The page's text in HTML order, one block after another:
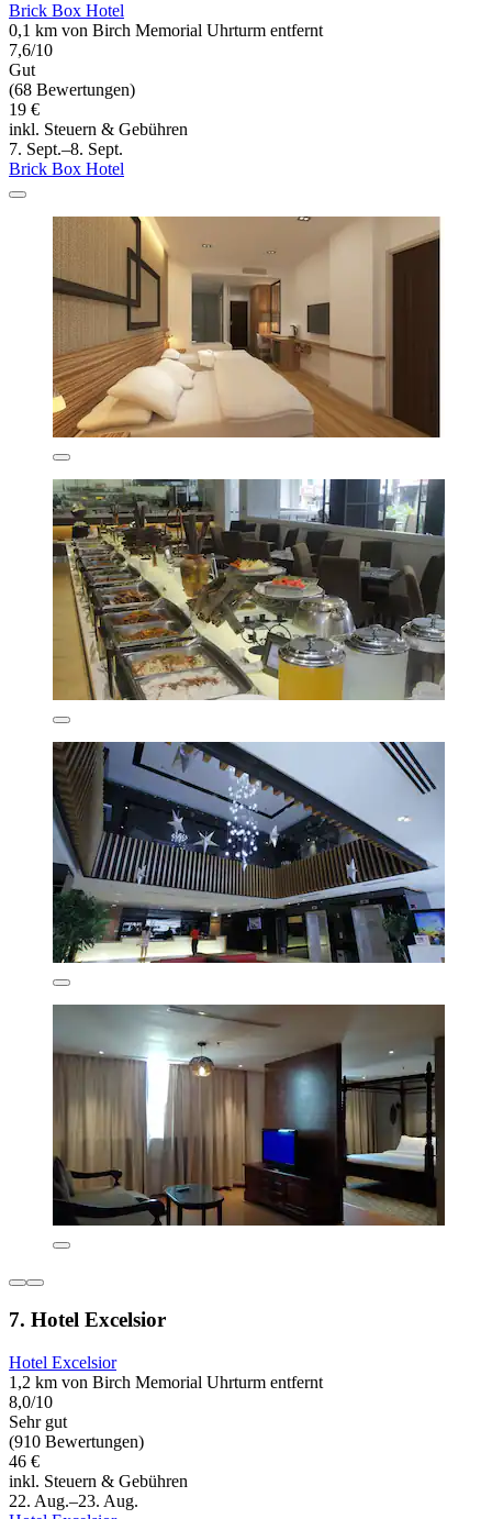
Brick Box Hotel
0,1 km von Birch Memorial Uhrturm entfernt
7,6/10
Gut
(68 Bewertungen)
19 €
inkl. Steuern & Gebühren
7. Sept.–8. Sept.
Brick Box Hotel
7. Hotel Excelsior
Hotel Excelsior
1,2 km von Birch Memorial Uhrturm entfernt
8,0/10
Sehr gut
(910 Bewertungen)
46 €
inkl. Steuern & Gebühren
22. Aug.–23. Aug.